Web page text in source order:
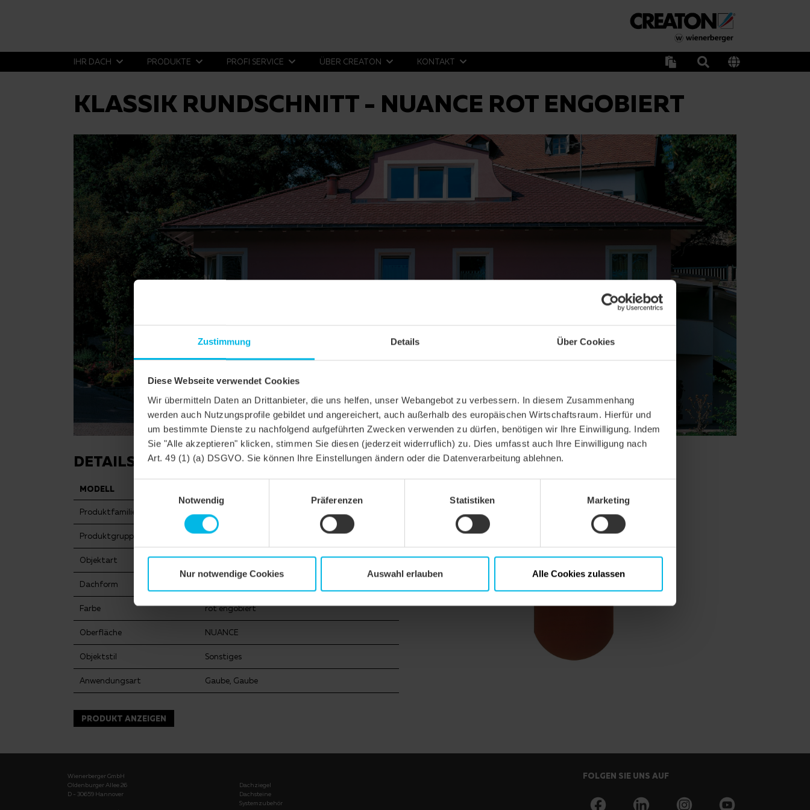
Zustimmung Details Über Cookies
Diese Webseite verwendet Cookies
Wir übermitteln Daten an Drittanbieter, die uns helfen, unser Webangebot zu verbessern. In diesem Zusammenhang
werden auch Nutzungsprofile gebildet und angereichert, auch außerhalb des europäischen Wirtschaftsraum. Hierfür und
um bestimmte Dienste zu nachfolgend aufgeführten Zwecken verwenden zu dürfen, benötigen wir Ihre Einwilligung. Indem
Sie "Alle akzeptieren" klicken, stimmen Sie diesen (jederzeit widerruflich) zu. Dies umfasst auch Ihre Einwilligung nach
Art. 49 (1) (a) DSGVO. Sie können Ihre Einstellungen ändern oder die Datenverarbeitung ablehnen.
Notwendig
Präferenzen Statistiken Marketing
Nur notwendige Cookies Auswahl erlauben Alle Cookies zulassen
IHR DACH PRODUKTE PROFI SERVICE ÜBER CREATON KONTAKT
KLASSIK RUNDSCHNITT - NUANCE ROT ENGOBIERT
DETAILS
MODELL
Produktfamilie
Produktgruppe Dachziegel
Objektart Öffentliches Gebäude
Dachform
Farbe rot engobiert
Oberfläche NUANCE
Objektstil Sonstiges
Anwendungsart Gaube, Gaube
PRODUKT ANZEIGEN
Wienerberger GmbH
Oldenburger Allee 26
D - 30659 Hannover
Dachziegel
Dachsteine
Systemzubehör
FOLGEN SIE UNS AUF